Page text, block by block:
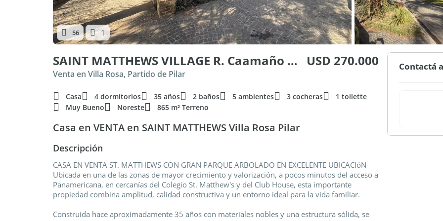
56 1
SAINT MATTHEWS VILLAGE R. Caamaño al 600 USD 270.000
Venta en Villa Rosa, Partido de Pilar
Casa 4 dormitorios 35 años 2 baños 5 ambientes 3 cocheras
1 toilette
Muy Bueno
Noreste 865 m² Terreno
Casa en VENTA en SAINT MATTHEWS Villa Rosa Pilar
Descripción
CASA EN VENTA ST. MATTHEWS CON GRAN PARQUE ARBOLADO EN EXCELENTE UBICACIóN
Ubicada en una de las zonas de mayor crecimiento y valorización, a pocos minutos del acceso a
Panamericana, en cercanías del Colegio St. Matthew's y del Club House, esta importante
propiedad combina amplitud, calidad constructiva y un entorno ideal para la vida familiar.
Construida hace aproximadamente 35 años con materiales nobles y una estructura sólida, se
Contactá